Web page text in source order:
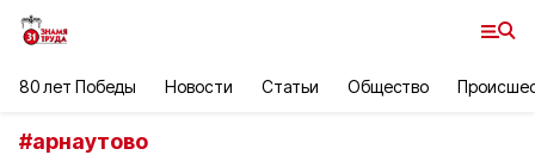
80 лет Победы Новости Статьи Общество
#арнаутово